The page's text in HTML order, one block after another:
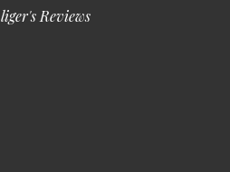
Reviews